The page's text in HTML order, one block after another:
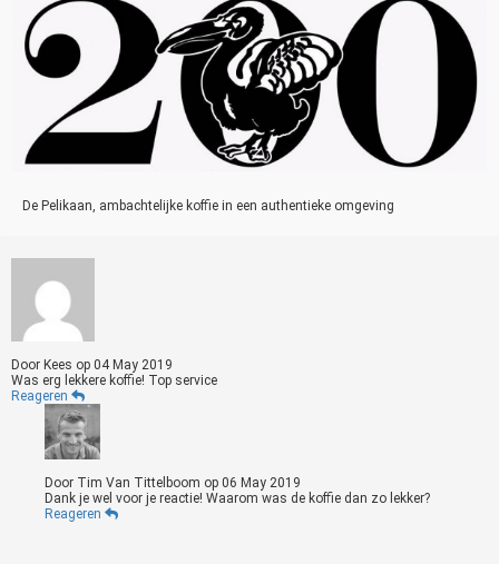
De Pelikaan, ambachtelijke koffie in een authentieke omgeving
Door Kees op 04 May 2019
Was erg lekkere koffie! Top service
Reageren
Door Tim Van Tittelboom op 06 May 2019
Dank je wel voor je reactie! Waarom was de koffie dan zo lekker?
Reageren